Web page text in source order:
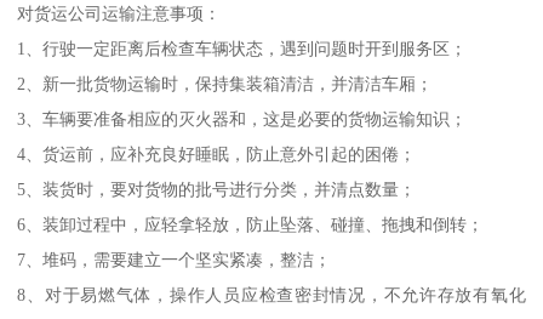
对货运公司运输注意事项：
1、行驶一定距离后检查车辆状态，遇到问题时开到服务区；
2、新一批货物运输时，保持集装箱清洁，并清洁车厢；
3、车辆要准备相应的灭火器和，这是必要的货物运输知识；
4、货运前，应补充良好睡眠，防止意外引起的困倦；
5、装货时，要对货物的批号进行分类，并清点数量；
6、装卸过程中，应轻拿轻放，防止坠落、碰撞、拖拽和倒转；
7、堆码，需要建立一个坚实紧凑，整洁；
8、对于易燃气体，操作人员应检查密封情况，不允许存放有氧化